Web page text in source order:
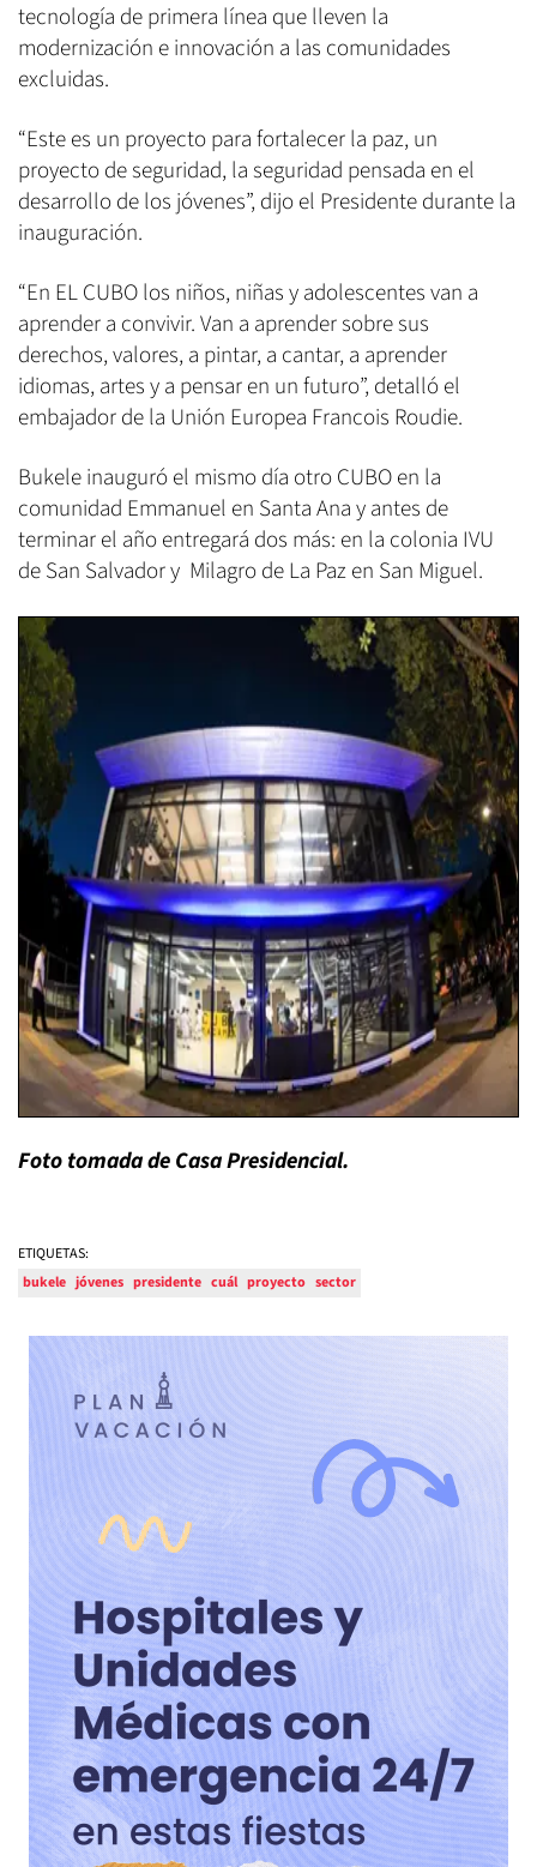
tecnología de primera línea que lleven la
modernización e innovación a las comunidades
excluidas.
“Este es un proyecto para fortalecer la paz, un
proyecto de seguridad, la seguridad pensada en el
desarrollo de los jóvenes”, dijo el Presidente durante la
inauguración.
“En EL CUBO los niños, niñas y adolescentes van a
aprender a convivir. Van a aprender sobre sus
derechos, valores, a pintar, a cantar, a aprender
idiomas, artes y a pensar en un futuro”, detalló el
embajador de la Unión Europea Francois Roudie.
Bukele inauguró el mismo día otro CUBO en la
comunidad Emmanuel en Santa Ana y antes de
terminar el año entregará dos más: en la colonia IVU
de San Salvador y Milagro de La Paz en San Miguel.
Foto tomada de Casa Presidencial.
ETIQUETAS:
bukele jóvenes presidente cuál proyecto sector